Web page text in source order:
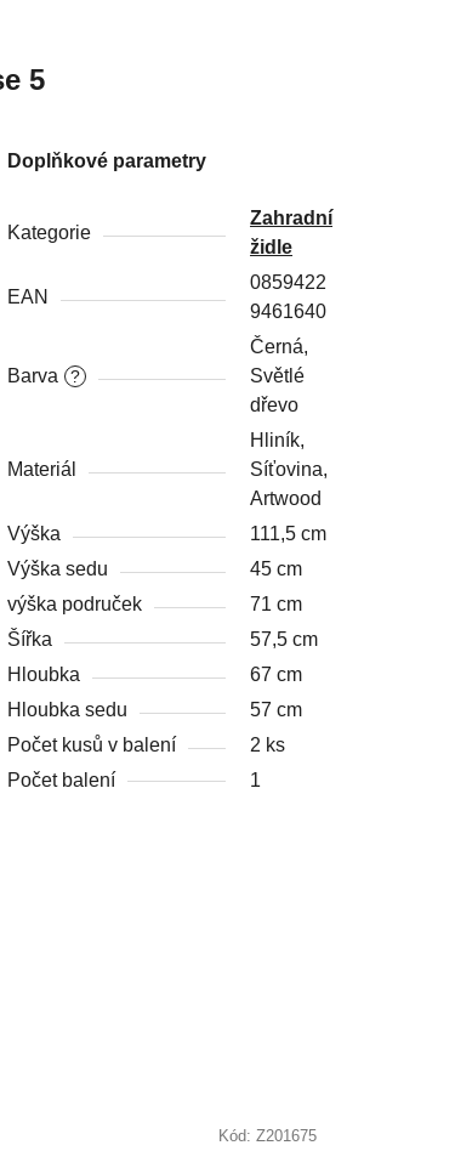
5
Doplňkové parametry
Kategorie
Zahradní
židle
EAN
0859422
9461640
?
Barva
Černá,
Světlé
dřevo
Materiál
Hliník,
Síťovina,
Artwood
Výška
111,5 cm
Výška sedu
45 cm
výška područek
71 cm
Šířka
57,5 cm
Hloubka
67 cm
Hloubka sedu
57 cm
Počet kusů v balení
2 ks
Počet balení
1
Kód: Z201675